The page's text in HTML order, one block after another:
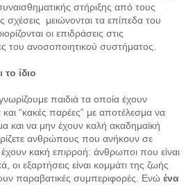
στήριξης από τους
σχέσεις μειώνονται τα επίπεδα του
οι επιδράσεις στις
του ανοσοποιητικού συστήματος.
το ίδιο
παιδιά τα οποία έχουν
“κακές παρέες” με αποτέλεσμα να
και να μην έχουν καλή ακαδημαϊκή
ανθρώπους που ανήκουν σε
κακή επιρροή: άνθρωποι που είναι
οι εξαρτήσεις είναι κομμάτι της ζωής
παραβατικές συμπεριφορές. Ενώ ένα